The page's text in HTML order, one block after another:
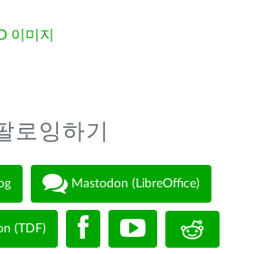
이미지
로잉하기
Mastodon (LibreOffice)
(TDF)